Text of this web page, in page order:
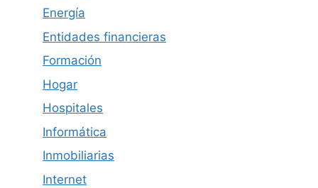
Energía
Entidades financieras
Formación
Hogar
Hospitales
Informática
Inmobiliarias
Internet